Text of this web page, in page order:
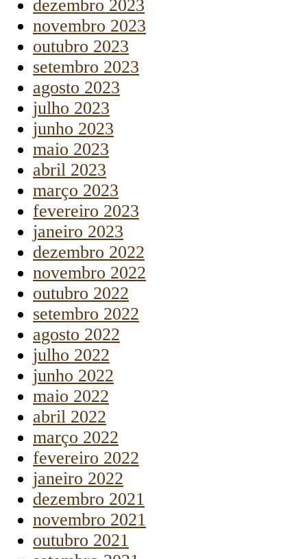
dezembro 2023
novembro 2023
outubro 2023
setembro 2023
agosto 2023
julho 2023
junho 2023
maio 2023
abril 2023
março 2023
fevereiro 2023
janeiro 2023
dezembro 2022
novembro 2022
outubro 2022
setembro 2022
agosto 2022
julho 2022
junho 2022
maio 2022
abril 2022
março 2022
fevereiro 2022
janeiro 2022
dezembro 2021
novembro 2021
outubro 2021